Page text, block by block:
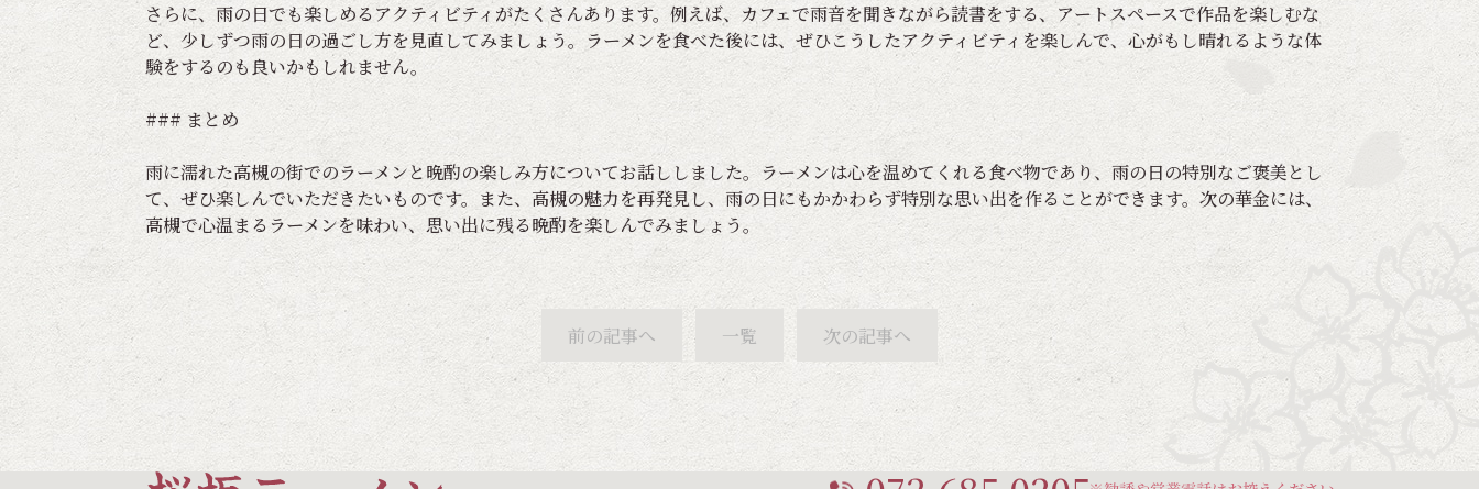
さらに、雨の日でも楽しめるアクティビティがたくさんあります。例えば、カフェで雨音を聞きながら読書をする、アートスペースで作品を楽しむな
ど、少しずつ雨の日の過ごし方を見直してみましょう。ラーメンを食べた後には、ぜひこうしたアクティビティを楽しんで、心がもし晴れるような体
験をするのも良いかもしれません。
### まとめ
雨に濡れた高槻の街でのラーメンと晩酌の楽しみ方についてお話ししました。ラーメンは心を温めてくれる食べ物であり、雨の日の特別なご褒美とし
て、ぜひ楽しんでいただきたいものです。また、高槻の魅力を再発見し、雨の日にもかかわらず特別な思い出を作ることができます。次の華金には、
高槻で心温まるラーメンを味わい、思い出に残る晩酌を楽しんでみましょう。
前の記事へ 一覧 次の記事へ